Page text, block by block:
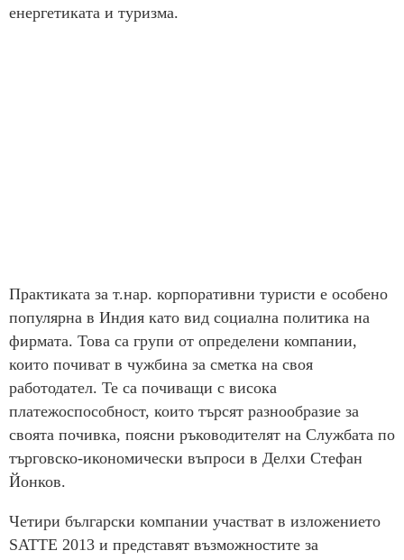
енергетиката и туризма.
Практиката за т.нар. корпоративни туристи е особено
популярна в Индия като вид социална политика на
фирмата. Това са групи от определени компании,
които почиват в чужбина за сметка на своя
работодател. Те са почиващи с висока
платежоспособност, които търсят разнообразие за
своята почивка, поясни ръководителят на Службата по
търговско-икономически въпроси в Делхи Стефан
Йонков.
Четири български компании участват в изложението
SATTE 2013 и представят възможностите за